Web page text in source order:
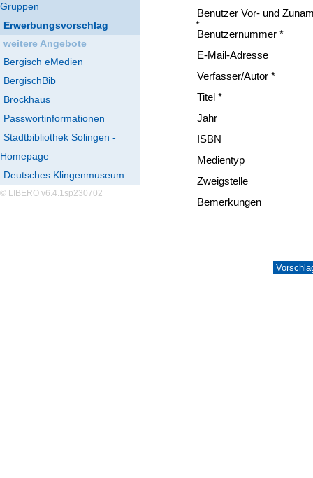
Gruppen
Erwerbungsvorschlag
weitere Angebote
Bergisch eMedien
BergischBib
Brockhaus
Passwortinformationen
Stadtbibliothek Solingen -
Homepage
Deutsches Klingenmuseum
© LIBERO v6.4.1sp230702
Benutzer Vor- und
*
Benutzernummer *
E-Mail-Adresse
Verfasser/Autor *
Titel *
Jahr
ISBN
Medientyp
Zweigstelle
Bemerkungen